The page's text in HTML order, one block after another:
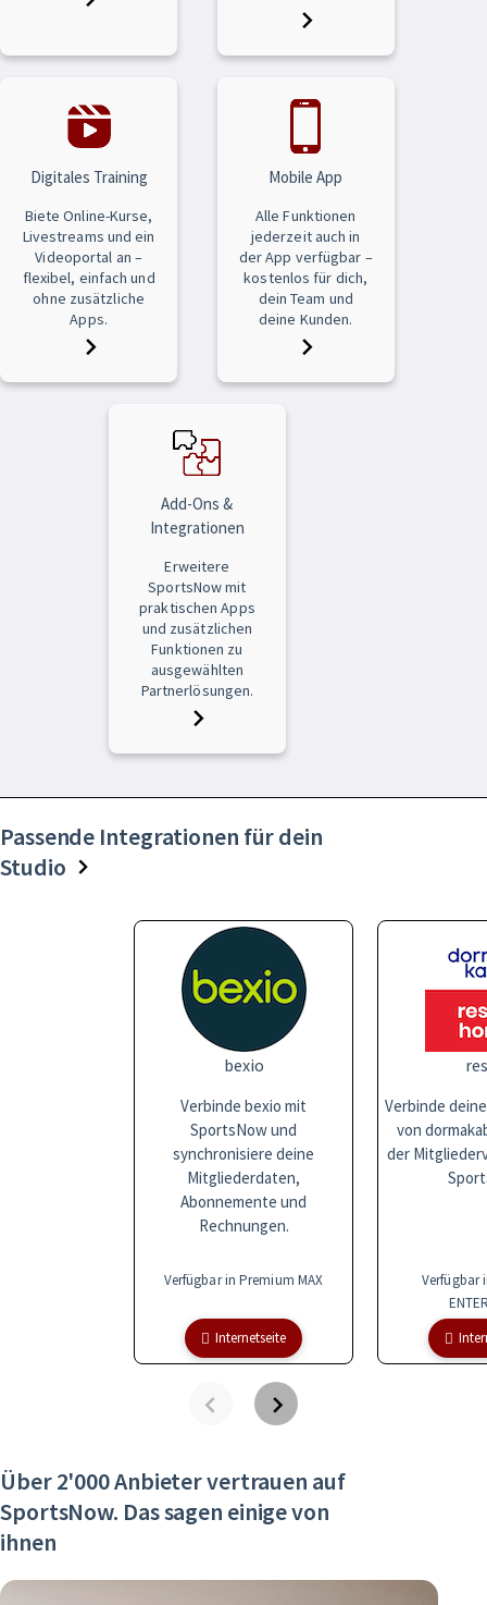
Digitales Training
Biete Online-Kurse,
Livestreams und ein
Videoportal an –
flexibel, einfach und
ohne zusätzliche
Apps.
Mobile App
Alle Funktionen
jederzeit auch in
der App verfügbar –
kostenlos für dich,
dein Team und
deine Kunden.
Add-Ons &
Integrationen
Erweitere
SportsNow mit
praktischen Apps
und zusätzlichen
Funktionen zu
ausgewählten
Partnerlösungen.
Passende Integrationen für dein
Studio
bexio
Verbinde bexio mit
SportsNow und
synchronisiere deine
Mitgliederdaten,
Abonnemente und
Rechnungen.
Verfügbar in Premium MAX
Internetseite
Verbinde
von
der
Verfügbar
Über 2'000 Anbieter vertrauen auf
SportsNow. Das sagen einige von
ihnen